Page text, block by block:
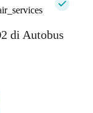
di Autobus